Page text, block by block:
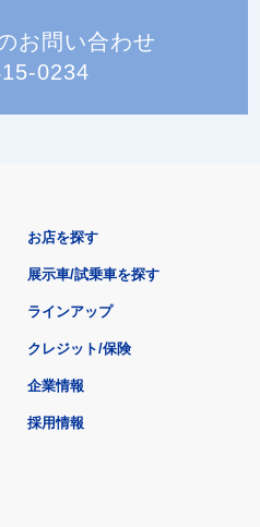
お問い合わせ
0234
お店を探す
展示車/試乗車を探す
ラインアップ
クレジット/保険
企業情報
採用情報